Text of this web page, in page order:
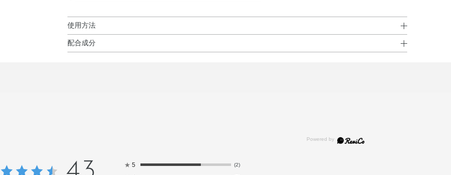
使用方法
使用方法
配合成分
ン／ビニルジフェニルジメチコン／シルセスキオキサン）クロスポリマー・エタノール・オレイン酸フィト
トリメチコン・スクワラン・トリエチルヘキサノイン・トリエトキシカプリリルシラン・トリミリスチン・
ヘキサ（ヒドロキシステアリン酸／ステアリン酸／ロジン酸）ジペンタエリスリチル・ポリソルベート20・
★ 5 (2)